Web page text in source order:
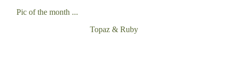
Pic of the month ...
Topaz & Ruby